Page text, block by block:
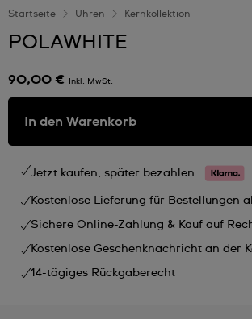
Startseite Uhren Kernkollektion
POLAWHITE
90,00 € Inkl. MwSt.
In den Warenkorb
Jetzt kaufen, später bezahlen
Kostenlose Lieferung für Bestellungen
Sichere Online-Zahlung & Kauf auf
Kostenlose Geschenknachricht an der
14-tägiges Rückgaberecht